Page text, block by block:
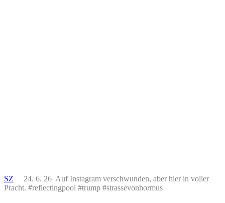
SZ 24. 6. 26 Auf Instagram verschwunden, aber hier in voller
Pracht. #reflectingpool #trump #strassevonhormus